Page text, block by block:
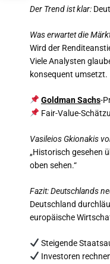
Der Trend ist klar:
Was erwartet die
Wird der
Viele Analysten
konsequent umsetzt.
Goldman Sachs-
Fair-Value-
Vasileios Gkionakis
„Historisch gesehen
oben sehen.“
Fazit: Deutschlands
Deutschland
europäische
Steigende
Investoren